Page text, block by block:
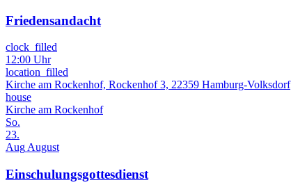
Friedensandacht
clock_filled
12:00 Uhr
location_filled
Kirche am Rockenhof, Rockenhof 3, 22359 Hamburg-Volksdorf
house
Kirche am Rockenhof
So.
23.
AugAugust
Einschulungsgottesdienst